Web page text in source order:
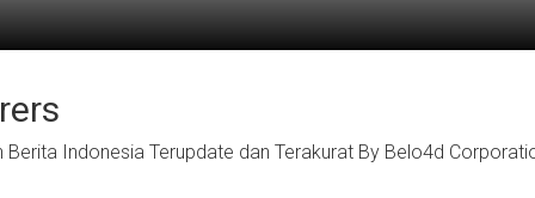
Indonesia Terupdate dan Terakurat By Belo4d